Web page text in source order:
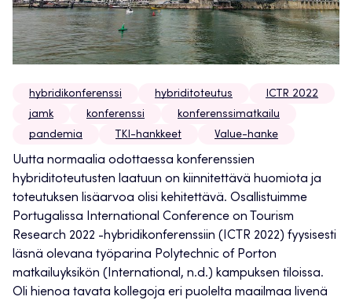
hybridikonferenssi hybriditoteutus
ICTR 2022
jamk
konferenssi
konferenssimatkailu
pandemia
TKI-hankkeet Value-hanke
Uutta normaalia odottaessa konferenssien
hybriditoteutusten laatuun on kiinnitettävä huomiota ja
toteutuksen lisäarvoa olisi kehitettävä. Osallistuimme
Portugalissa International Conference on Tourism
Research 2022 -hybridikonferenssiin (ICTR 2022) fyysisesti
läsnä olevana työparina Polytechnic of Porton
matkailuyksikön (International, n.d.) kampuksen tiloissa.
Oli hienoa tavata kollegoja eri puolelta maailmaa livenä